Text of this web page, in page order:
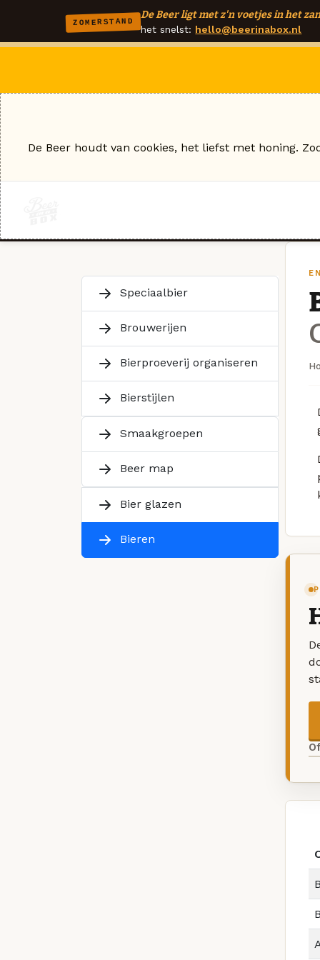
ZOMERSTAND
De Beer ligt met z'n voetjes in het
het snelst: hello@beerinabox.nl
Speciaalbier
Brouwerijen
Bierproeverij organiseren
Bierstijlen
Smaakgroepen
Beer map
Bier glazen
Bieren
De Beer houdt van cookies, het liefst met honing.